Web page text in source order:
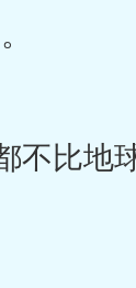
比地